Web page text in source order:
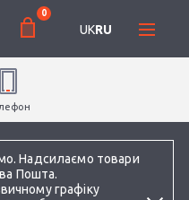
Надсилаємо товари
Пошта.
графіку
0
UKRU